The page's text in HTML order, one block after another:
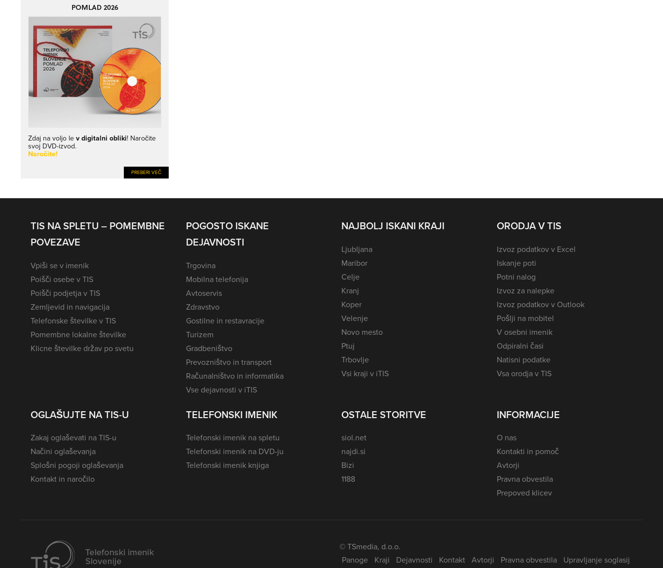
POMLAD 2026
Zdaj na voljo lev digitalni obliki! Naročite
svoj DVD-izvod.
Naročite!
PREBERI VEČ
TIS NA SPLETU – POMEMBNE
POVEZAVE
Vpiši se v imenik
Poišči osebe v TIS
Poišči podjetja v TIS
Zemljevid in navigacija
Telefonske številke v TIS
Pomembne lokalne številke
Klicne številke držav po svetu
POGOSTO ISKANE
DEJAVNOSTI
Trgovina
Mobilna telefonija
Avtoservis
Zdravstvo
Gostilne in restavracije
Turizem
Gradbeništvo
Prevozništvo in transport
Računalništvo in informatika
Vse dejavnosti v iTIS
NAJBOLJ ISKANI KRAJI
Ljubljana
Maribor
Celje
Kranj
Koper
Velenje
Novo mesto
Ptuj
Trbovlje
Vsi kraji v iTIS
ORODJA V TIS
Izvoz podatkov v Excel
Iskanje poti
Potni nalog
Izvoz za nalepke
Izvoz podatkov v Outlook
Pošlji na mobitel
V osebni imenik
Odpiralni časi
Natisni podatke
Vsa orodja v TIS
OGLAŠUJTE NA TIS-U
Zakaj oglaševati na TIS-u
Načini oglaševanja
Splošni pogoji oglaševanja
Kontakt in naročilo
TELEFONSKI IMENIK
Telefonski imenik na spletu
Telefonski imenik na DVD-ju
Telefonski imenik knjiga
OSTALE STORITVE
siol.net
najdi.si
Bizi
1188
INFORMACIJE
O nas
Kontakti in pomoč
Avtorji
Pravna obvestila
Prepoved klicev
© TSmedia, d.o.o.
Panoge
Kraji Dejavnosti Kontakt Avtorji Pravna obvestila Upravljanje soglasij